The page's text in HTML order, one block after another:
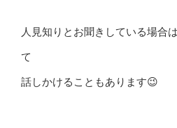
人見知りとお聞きしている場合
て
話しかけることもあります😉